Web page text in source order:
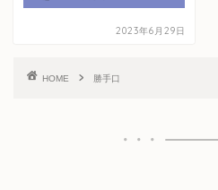
2023年6月29日
HOME 勝手口